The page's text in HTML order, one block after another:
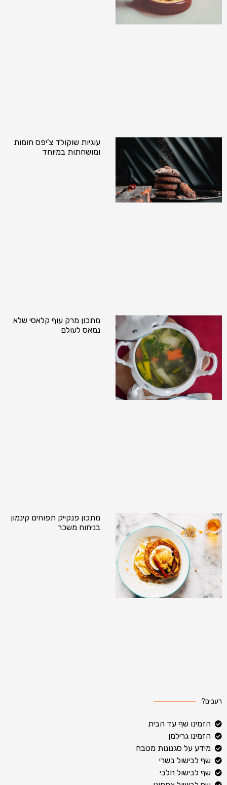
עוגיות שוקולד צ'יפס חומות
ומושחתות במיוחד
מתכון מרק עוף קלאסי שלא
נמאס לעולם
מתכון פנקייק תפוחים קינמון
בניחוח משכר
רעבים?
הזמינו שף עד הבית
הזמינו גרילמן
מידע על סגנונות מטבח
שף לבישול בשרי
שף לבישול חלבי